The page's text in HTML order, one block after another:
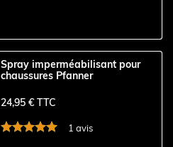
Spray imperméabilisant pour
chaussures Pfanner
24,95 € TTC
1 avis